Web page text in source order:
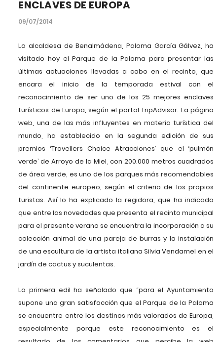
ENCLAVES DE EUROPA
09/07/2014
La alcaldesa de Benalmádena, Paloma García Gálvez, ha
visitado hoy el Parque de la Paloma para presentar las
últimas actuaciones llevadas a cabo en el recinto, que
encara el inicio de la temporada estival con el
reconocimiento de ser uno de los 25 mejores enclaves
turísticos de Europa, según el portal TripAdvisor. La página
web, una de las más influyentes en materia turística del
mundo, ha establecido en la segunda edición de sus
premios ‘Travellers Choice Atracciones’ que el ‘pulmón
verde’ de Arroyo de la Miel, con 200.000 metros cuadrados
de área verde, es uno de los parques más recomendables
del continente europeo, según el criterio de los propios
turistas. Así lo ha explicado la regidora, que ha indicado
que entre las novedades que presenta el recinto municipal
para el presente verano se encuentra la incorporación a su
colección animal de una pareja de burras y la instalación
de una escultura de la artista italiana Silvia Vendamel en el
jardín de cactus y suculentas.
La primera edil ha señalado que “para el Ayuntamiento
supone una gran satisfacción que el Parque de la Paloma
se encuentre entre los destinos más valorados de Europa,
especialmente porque este reconocimiento es el